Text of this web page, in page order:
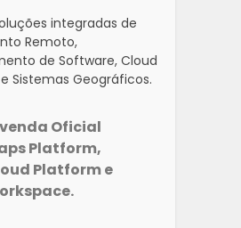
integradas de
Remoto,
de Software, Cloud
Sistemas Geográficos.
Oficial
Platform,
Platform e